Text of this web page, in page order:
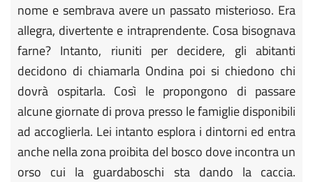
nome e sembrava avere un passato misterioso. Era
allegra, divertente e intraprendente. Cosa bisognava
farne? Intanto, riuniti per decidere, gli abitanti
decidono di chiamarla Ondina poi si chiedono chi
dovrà ospitarla. Così le propongono di passare
alcune giornate di prova presso le famiglie disponibili
ad accoglierla. Lei intanto esplora i dintorni ed entra
anche nella zona proibita del bosco dove incontra un
orso cui la guardaboschi sta dando la caccia.